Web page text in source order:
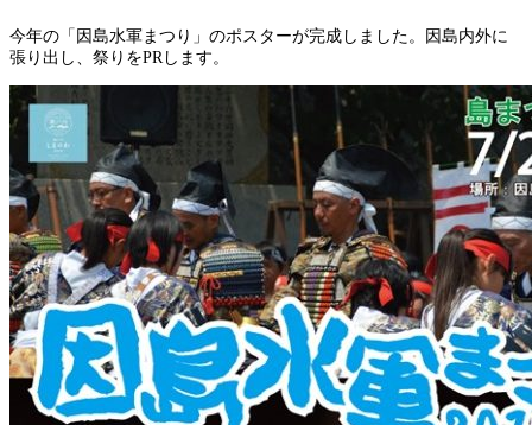
今年の「因島水軍まつり」のポスターが完成しました。因島内外に
張り出し、祭りをPRします。